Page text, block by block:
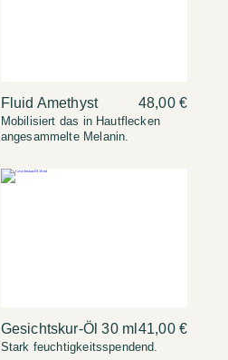
Fluid Amethyst 48,00 €
Mobilisiert das in Hautflecken
angesammelte Melanin.
Gesichtskur-Öl 30 ml 41,00 €
Stark feuchtigkeitsspendend.